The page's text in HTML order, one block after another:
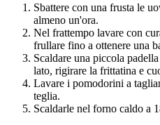
Sbattere con una frusta le
almeno un'ora.
Nel frattempo lavare con
frullare fino a ottenere una
Scaldare una piccola
lato, rigirare la frittatina e
Lavare i pomodorini a
teglia.
Scaldarle nel forno caldo a